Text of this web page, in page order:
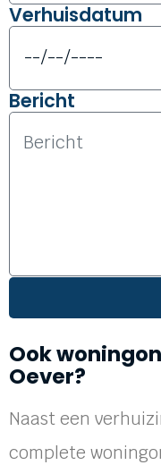
Verhuisdatum
Bericht
Ook
Oever?
Naast een
complete